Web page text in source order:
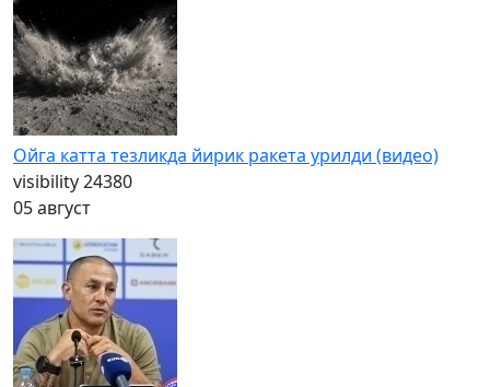
Ойга катта тезликда йирик ракета урилди (видео)
visibility24380
05 август